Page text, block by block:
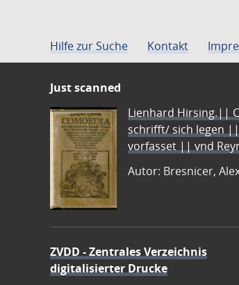
Hilfe zur Suche Kontakt
Just scanned
Lienhard Hirsing.||
schrifft/ sich legen
vorfasset || vnd
Autor: Bresnicer,
ZVDD - Zentrales Verzeichnis
digitalisierter Drucke